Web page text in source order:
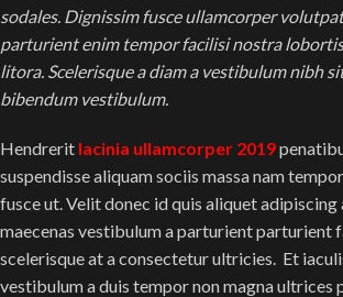
sodales. Dignissim fusce ullamcorper
parturient enim tempor facilisi nostra
litora. Scelerisque a diam a vestibulum nibh
bibendum vestibulum.
Hendrerit lacinia ullamcorper 2019
suspendisse aliquam sociis massa nam
fusce ut. Velit donec id quis aliquet adipiscing
maecenas vestibulum a parturient parturient
scelerisque at a consectetur ultricies. Et
vestibulum a duis tempor non magna ultrices